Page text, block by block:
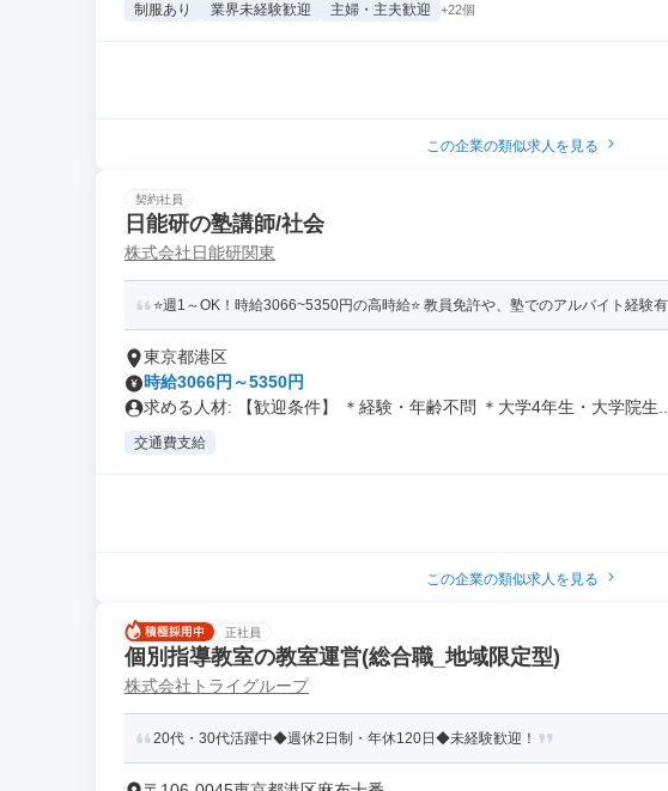
制服あり 業界未経験歓迎 主婦・主夫歓迎 +22個
この企業の類似求人を見る
契約社員
日能研の塾講師/社会
株式会社日能研関東
⭐️週1～OK！時給3066~5350円の高時給⭐️ 教員免許や、塾でのアルバイト経験
東京都港区
時給3066円～5350円
求める人材: 【歓迎条件】 ＊経験・年齢不問 ＊大学4年生・大学院生
交通費支給
この企業の類似求人を見る
正社員
個別指導教室の教室運営(総合職_地域限定型)
株式会社トライグループ
20代・30代活躍中◆週休2日制・年休120日◆未経験歓迎！